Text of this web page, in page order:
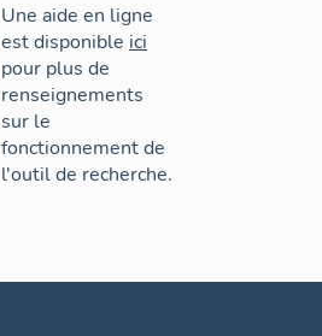
Une aide en ligne
est disponible ici
pour plus de
renseignements
sur le
fonctionnement de
l'outil de recherche.